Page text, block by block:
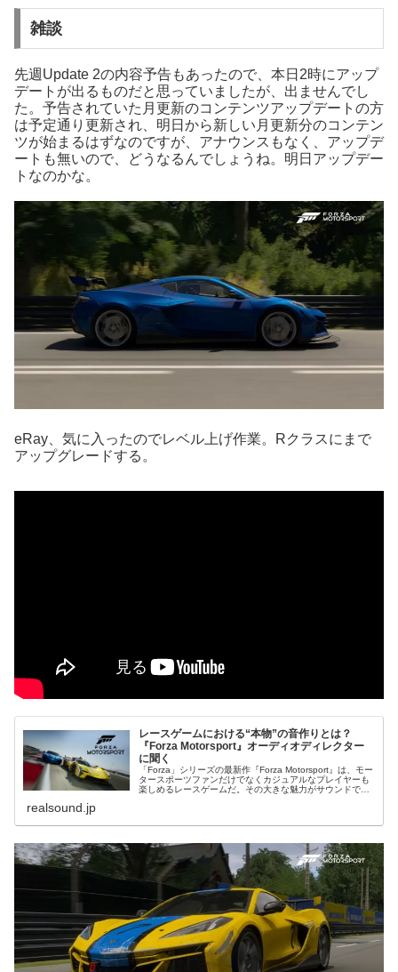
雑談
先週Update 2の内容予告もあったので、本日2時にアップ
デートが出るものだと思っていましたが、出ませんでし
た。予告されていた月更新のコンテンツアップデートの方
は予定通り更新され、明日から新しい月更新分のコンテン
ツが始まるはずなのですが、アナウンスもなく、アップデ
ートも無いので、どうなるんでしょうね。明日アップデー
トなのかな。
eRay、気に入ったのでレベル上げ作業。Rクラスにまで
アップグレードする。
レースゲームにおける“本物”の音作りとは？
『Forza Motorsport』オーディオディレクター
に聞く
「Forza」シリーズの最新作『Forza Motorsport』は、モー
タースポーツファンだけでなくカジュアルなプレイヤーも
楽しめるレースゲームだ。その大きな魅力がサウンドであ
realsound.jp